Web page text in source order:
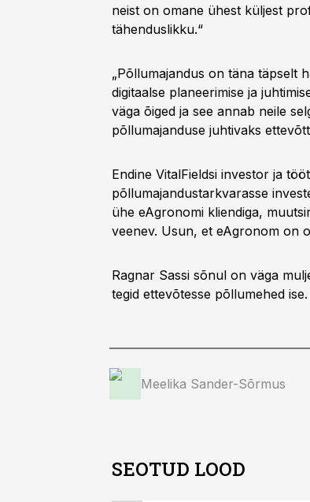
neist on omane ühest küljest
tähenduslikku.“
„Põllumajandus on täna täpselt
digitaalse planeerimise ja
väga õiged ja see annab neile
põllumajanduse juhtivaks
Endine VitalFieldsi investor ja
põllumajandustarkvarasse
ühe eAgronomi kliendiga,
veenev. Usun, et eAgronom on
Ragnar Sassi sõnul on väga
tegid ettevõtesse põllumehed ise.
Meelika Sander-Sõrmus
SEOTUD LOOD